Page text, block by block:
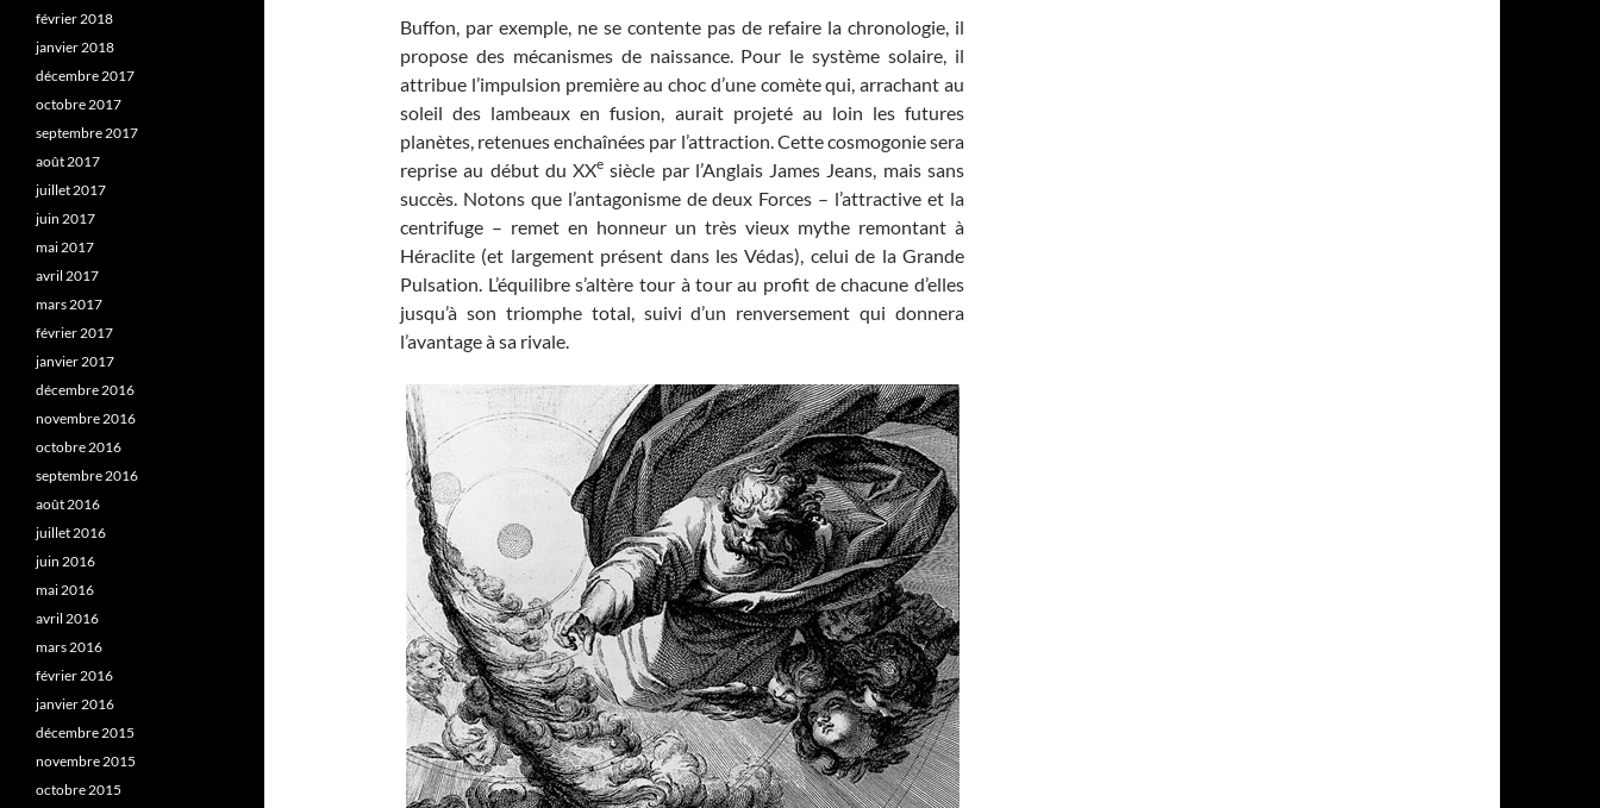
Buffon, par exemple, ne se contente pas de refaire la chronologie, il
propose des mécanismes de naissance. Pour le système solaire, il
attribue l’impulsion première au choc d’une comète qui, arrachant au
soleil des lambeaux en fusion, aurait projeté au loin les futures
planètes, retenues enchaînées par l’attraction. Cette cosmogonie sera
reprise au début du XXe siècle par l’Anglais James Jeans, mais sans
succès. Notons que l’antagonisme de deux Forces – l’attractive et la
centrifuge – remet en honneur un très vieux mythe remontant à
Héraclite (et largement présent dans les Védas), celui de la Grande
Pulsation. L’équilibre s’altère tour à tour au profit de chacune d’elles
jusqu’à son triomphe total, suivi d’un renversement qui donnera
l’avantage à sa rivale.
février 2018
janvier 2018
décembre 2017
octobre 2017
septembre 2017
août 2017
juillet 2017
juin 2017
mai 2017
avril 2017
mars 2017
février 2017
janvier 2017
décembre 2016
novembre 2016
octobre 2016
septembre 2016
août 2016
juillet 2016
juin 2016
mai 2016
avril 2016
mars 2016
février 2016
janvier 2016
décembre 2015
novembre 2015
octobre 2015